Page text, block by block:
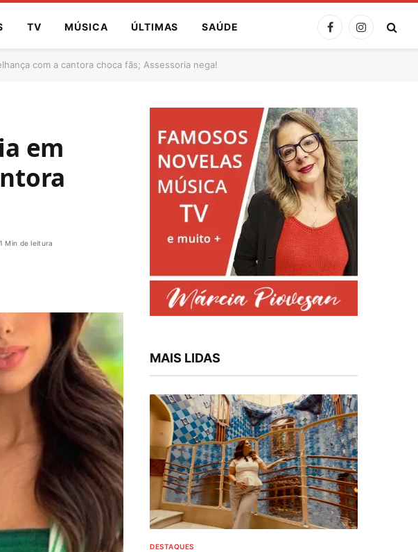
TV MÚSICA ÚLTIMAS SAÚDE FacebookInstagram
com a cantora choca fãs; Assessoria nega!
em
1 Min de leitura
MAIS LIDAS
DESTAQUES